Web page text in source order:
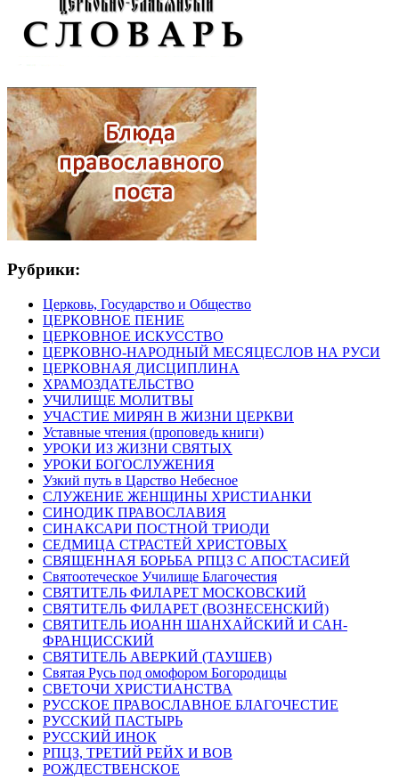
Рубрики:
Церковь, Государство и Общество
ЦЕРКОВНОЕ ПЕНИЕ
ЦЕРКОВНОЕ ИСКУССТВО
ЦЕРКОВНО-НАРОДНЫЙ МЕСЯЦЕСЛОВ НА РУСИ
ЦЕРКОВНАЯ ДИСЦИПЛИНА
ХРАМОЗДАТЕЛЬСТВО
УЧИЛИЩЕ МОЛИТВЫ
УЧАСТИЕ МИРЯН В ЖИЗНИ ЦЕРКВИ
Уставные чтения (проповедь книги)
УРОКИ ИЗ ЖИЗНИ СВЯТЫХ
УРОКИ БОГОСЛУЖЕНИЯ
Узкий путь в Царство Небесное
СЛУЖЕНИЕ ЖЕНЩИНЫ ХРИСТИАНКИ
СИНОДИК ПРАВОСЛАВИЯ
СИНАКСАРИ ПОСТНОЙ ТРИОДИ
СЕДМИЦА СТРАСТЕЙ ХРИСТОВЫХ
СВЯЩЕННАЯ БОРЬБА РПЦЗ С АПОСТАСИЕЙ
Святоотеческое Училище Благочестия
СВЯТИТЕЛЬ ФИЛАРЕТ МОСКОВСКИЙ
СВЯТИТЕЛЬ ФИЛАРЕТ (ВОЗНЕСЕНСКИЙ)
СВЯТИТЕЛЬ ИОАНН ШАНХАЙСКИЙ И САН-
ФРАНЦИССКИЙ
СВЯТИТЕЛЬ АВЕРКИЙ (ТАУШЕВ)
Святая Русь под омофором Богородицы
СВЕТОЧИ ХРИСТИАНСТВА
РУССКОЕ ПРАВОСЛАВНОЕ БЛАГОЧЕСТИЕ
РУССКИЙ ПАСТЫРЬ
РУССКИЙ ИНОК
РПЦЗ, ТРЕТИЙ РЕЙХ И ВОВ
РОЖДЕСТВЕНСКОЕ